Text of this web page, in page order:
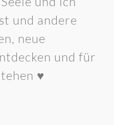
und andere
neue
und für
♥️